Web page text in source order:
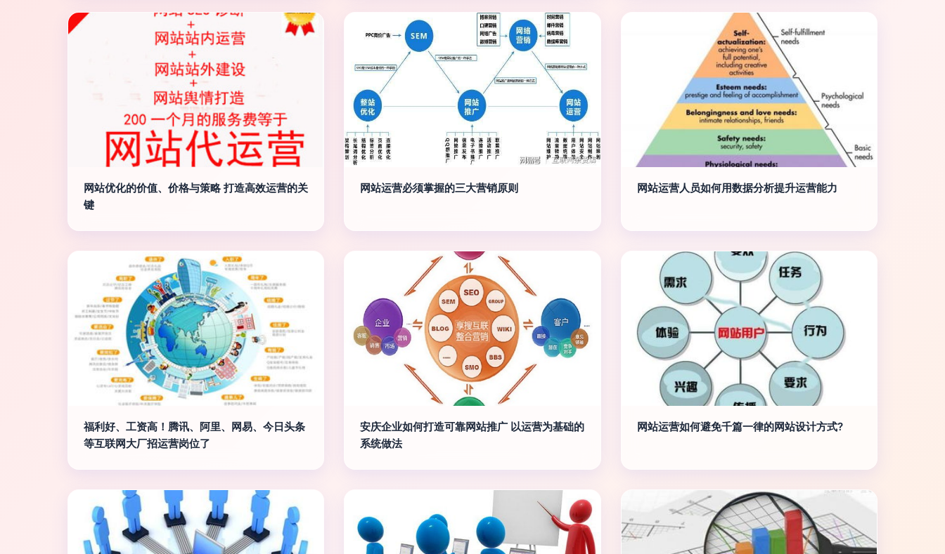
网站优化的价值、价格与策略 打造高效运营的关
键
网站运营必须掌握的三大营销原则 网站运营人员如何用数据分析提升运营能力
福利好、工资高！腾讯、阿里、网易、今日头条
等互联网大厂招运营岗位了
安庆企业如何打造可靠网站推广 以运营为基础的
系统做法
网站运营如何避免千篇一律的网站设计方式?